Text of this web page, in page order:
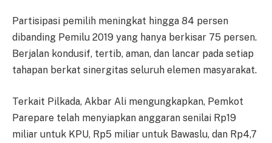
Partisipasi pemilih meningkat hingga 84 persen
dibanding Pemilu 2019 yang hanya berkisar 75 persen.
Berjalan kondusif, tertib, aman, dan lancar pada setiap
tahapan berkat sinergitas seluruh elemen masyarakat.
Terkait Pilkada, Akbar Ali mengungkapkan, Pemkot
Parepare telah menyiapkan anggaran senilai Rp19
miliar untuk KPU, Rp5 miliar untuk Bawaslu, dan Rp4,7